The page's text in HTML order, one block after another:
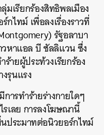
เรียกร้องสิทธิพลเมือง
ไทม์ เพื่อลงเรื่องราวที่
รัฐอลาบา
วหาแอล บี ซัลลิแวน ซึ่ง
ายผู้ประท้วงเรียกร้อง
รุนแรง
ารทำร้ายร่างกายใดๆ
เลย การลงโฆษณานี้
ประมาทต่อนิวยอร์กไทม์